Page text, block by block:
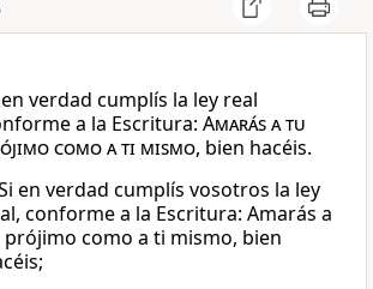
verdad cumplís la ley real
a la Escritura: Amarás a tu
como a ti mismo, bien hacéis.
en verdad cumplís vosotros la ley
conforme a la Escritura: Amarás a
como a ti mismo, bien